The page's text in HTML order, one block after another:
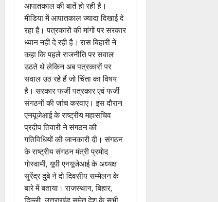
आपातकाल की बातें हो रही है।
मीडिया में आपातकाल ज्यादा दिखाई दे
रहा है। पत्रकारों की मांगों पर सरकार
ध्यान नहीं दे रही है। रास बिहारी ने
कहा कि पहले राजनीति पर सवाल
उठते थे लेकिन अब पत्रकारों पर
सवाल उठ रहे हैं जो चिंता का विषय
है। सरकार फर्जी पत्रकार एवं फर्जी
संगठनों की जांच करवाए। इस दौरान
एनयूजेआई के राष्ट्रीय महासचिव
प्रदीप तिवारी ने संगठन की
गतिविधियों की जानकारी दी। संगठन
के राष्ट्रीय संगठन मंत्री प्रमोद
गोस्वामी, यूपी एनयूजेआई के अध्यक्ष
सुरेंद्र दुबे ने दो दिवसीय सम्मेलन के
बारे में बताया। राजस्थान, बिहार,